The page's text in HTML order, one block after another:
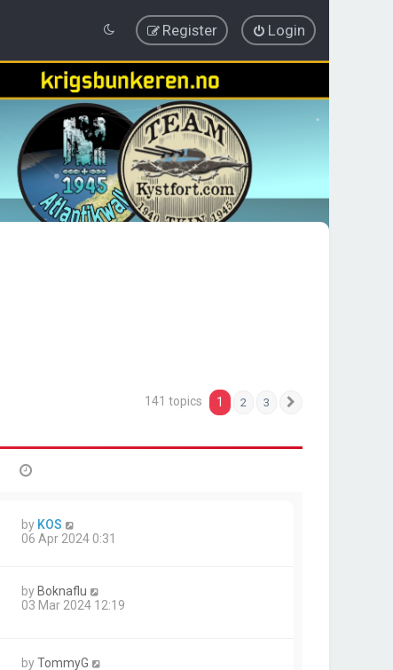
Login
Register
141 topics 1 2 3
by KOS
06 Apr 2024 0:31
by Boknaflu
03 Mar 2024 12:19
byTommyG